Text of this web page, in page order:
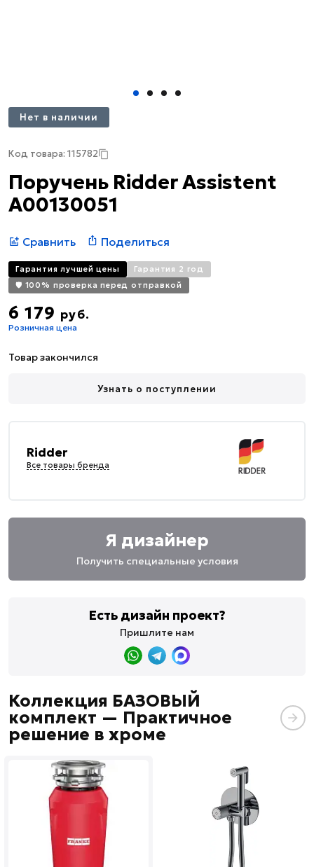
Нет в наличии
Код товара: 115782
Поручень Ridder Assistent
А00130051
Сравнить Поделиться
Гарантия лучшей цены
Гарантия 2 год
🛡️ 100% проверка перед отправкой
6 179 руб.
Розничная цена
Товар закончился
Узнать о поступлении
Ridder
Все товары бренда
Я дизайнер
Получить специальные условия
Есть дизайн проект?
Пришлите нам
Коллекция БАЗОВЫЙ
комплект — Практичное
решение в хроме